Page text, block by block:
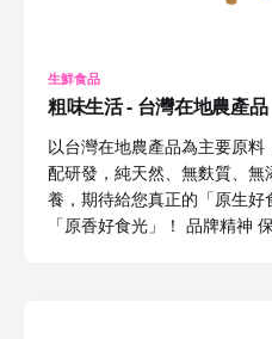
生鮮食品
粗味生活 - 台灣在地農產品
以台灣在地農產品為主要原
配研發，純天然、無麩質、
養，期待給您真正的「原生好
「原香好食光」！ 品牌精神